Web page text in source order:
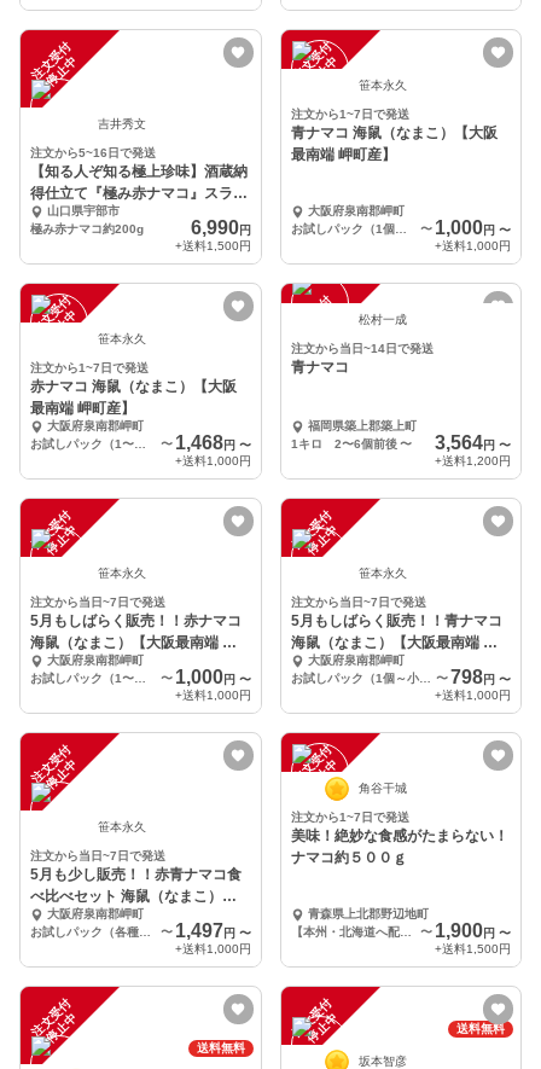
注
文
受
付
停
止
中
吉井秀文
注文から5~16日で発送
【知る人ぞ知る極上珍味】酒蔵納
得仕立て『極み赤ナマコ』スライ
スカット約200g
山口県宇部市
極み赤ナマコ約200g
6,990円
+送料1,500円
注
文
受
付
停
止
中 笹本永久
注文から1~7日で発送
青ナマコ 海鼠（なまこ）【大阪
最南端 岬町産】
大阪府泉南郡岬町
〜 1,000円 〜
+送料1,000円
注
文
受
付
停
止
中 笹本永久
注文から1~7日で発送
赤ナマコ 海鼠（なまこ）【大阪
最南端 岬町産】
大阪府泉南郡岬町
〜 1,468円 〜
+送料1,000円
注
文
受
付
停
止 松村一成
注文から当日~14日で発送
青ナマコ
福岡県築上郡築上町
1キロ 2〜6個前後 〜 3,564円 〜
+送料1,200円
注
文
受
付
停
止
中
笹本永久
注文から当日~7日で発送
5月もしばらく販売！！赤ナマコ
海鼠（なまこ）【大阪最南端 岬
町産】
大阪府泉南郡岬町
〜 1,000円 〜
+送料1,000円
注
文
受
付
停
止
中
笹本永久
注文から当日~7日で発送
5月もしばらく販売！！青ナマコ
海鼠（なまこ）【大阪最南端 岬
町産】
大阪府泉南郡岬町
お試しパック（1個～小2個）
〜798円 〜
+送料1,000円
注
文
受
付
停
止
中
笹本永久
注文から当日~7日で発送
5月も少し販売！！赤青ナマコ食
べ比べセット 海鼠（なまこ）
【大阪最南端 岬町産】
大阪府泉南郡岬町
〜 1,497 円 〜
+送料1,000円
注
文
受
付
停
止
中 角谷干城
注文から1~7日で発送
美味！絶妙な食感がたまらない！
ナマコ約５００ｇ
青森県上北郡野辺地町
【本州・北海道へ配送】ナマコ約５００ｇ
〜 1,900円 〜
+送料1,500円
注
文
受
付
停
止
中
送料無料
注
文
受
付
停
止
中 送料無料
坂本智彦